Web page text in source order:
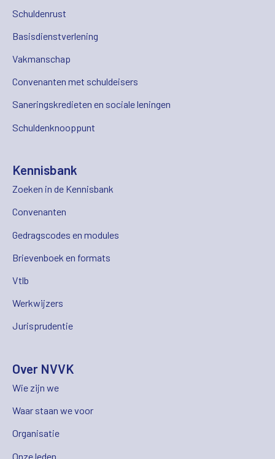
Schuldenrust
Basisdienstverlening
Vakmanschap
Convenanten met schuldeisers
Saneringskredieten en sociale leningen
Schuldenknooppunt
Kennisbank
Zoeken in de Kennisbank
Convenanten
Gedragscodes en modules
Brievenboek en formats
Vtlb
Werkwijzers
Jurisprudentie
Over NVVK
Wie zijn we
Waar staan we voor
Organisatie
Onze leden